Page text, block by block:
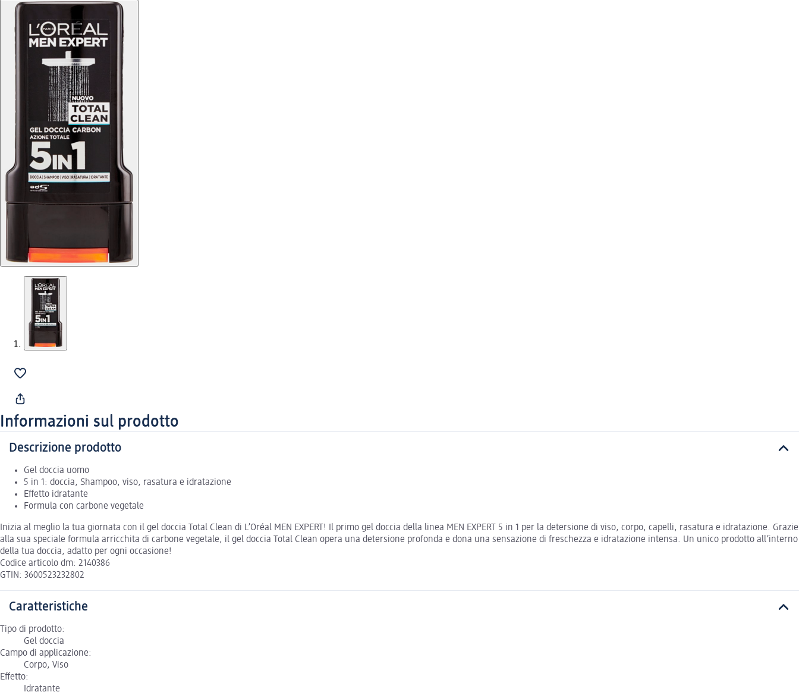
Informazioni sul prodotto
Descrizione prodotto
Gel doccia uomo
5 in 1: doccia, Shampoo, viso, rasatura e idratazione
Effetto idratante
Formula con carbone vegetale
Inizia al meglio la tua giornata con il gel doccia Total Clean di L’Oréal MEN EXPERT! Il primo gel doccia della linea MEN EXPERT 5 in 1 per la detersione di viso, corpo, capelli, rasatura e idratazione. Grazie
alla sua speciale formula arricchita di carbone vegetale, il gel doccia Total Clean opera una detersione profonda e dona una sensazione di freschezza e idratazione intensa. Un unico prodotto all’interno
della tua doccia, adatto per ogni occasione!
Codice articolo dm: 2140386
GTIN: 3600523232802
Caratteristiche
Tipo di prodotto:
Gel doccia
Campo di applicazione:
Corpo, Viso
Effetto:
Idratante